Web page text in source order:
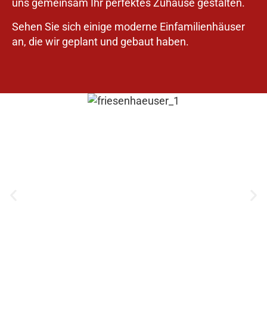
uns gemeinsam Ihr perfektes Zuhause gestalten.
Sehen Sie sich einige moderne Einfamilienhäuser
an, die wir geplant und gebaut haben.